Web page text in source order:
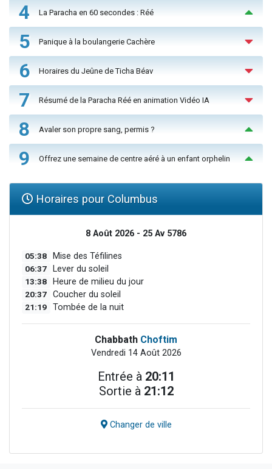
4 La Paracha en 60 secondes : Réé
5 Panique à la boulangerie Cachère
6 Horaires du Jeûne de Ticha Béav
7 Résumé de la Paracha Réé en animation Vidéo IA
8 Avaler son propre sang, permis ?
9 Offrez une semaine de centre aéré à un enfant orphelin
Horaires pour Columbus
8 Août 2026 - 25 Av 5786
05:38 Mise des Téfilines
06:37 Lever du soleil
13:38 Heure de milieu du jour
20:37 Coucher du soleil
21:19 Tombée de la nuit
Chabbath Choftim
Vendredi 14 Août 2026
Entrée à 20:11
Sortie à 21:12
Changer de ville